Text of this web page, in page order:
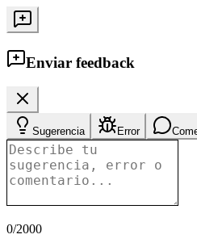
Enviar feedback
Sugerencia Error
0/2000